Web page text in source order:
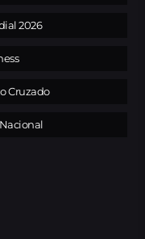
2026
Cruzado